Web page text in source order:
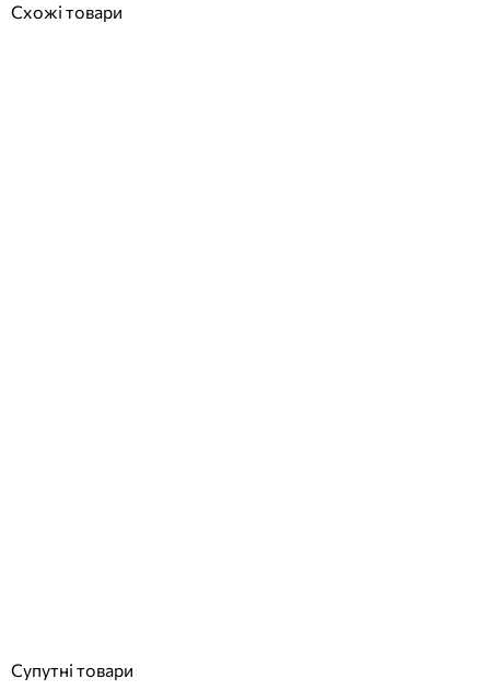
Схожі товари
Супутні товари